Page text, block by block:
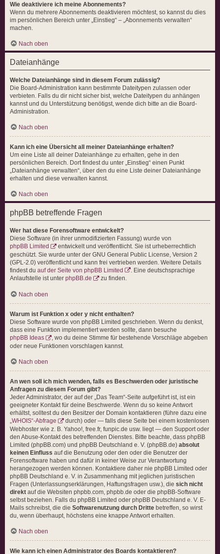
Wie deaktiviere ich meine Abonnements?
Wenn du mehrere Abonnements deaktivieren möchtest, so kannst du dies
im persönlichen Bereich unter „Einstieg“ – „Abonnements verwalten“
machen.
Nach oben
Dateianhänge
Welche Dateianhänge sind in diesem Forum zulässig?
Die Board-Administration kann bestimmte Dateitypen zulassen oder
verbieten. Falls du dir nicht sicher bist, welche Dateitypen du anhängen
kannst und du Unterstützung benötigst, wende dich bitte an die Board-
Administration.
Nach oben
Kann ich eine Übersicht all meiner Dateianhänge erhalten?
Um eine Liste all deiner Dateianhänge zu erhalten, gehe in den
persönlichen Bereich. Dort findest du unter „Einstieg“ einen Punkt
„Dateianhänge verwalten“, über den du eine Liste deiner Dateianhänge
erhalten und diese verwalten kannst.
Nach oben
phpBB betreffende Fragen
Wer hat diese Forensoftware entwickelt?
Diese Software (in ihrer unmodifizierten Fassung) wurde von
phpBB Limited
entwickelt und veröffentlicht. Sie ist urheberrechtlich
geschützt. Sie wurde unter der GNU General Public License, Version 2
(GPL-2.0) veröffentlicht und kann frei vertrieben werden. Weitere Details
findest du auf der Seite von phpBB Limited
. Eine deutschsprachige
Anlaufstelle ist unter phpBB.de zu finden.
Nach oben
Warum ist Funktion x oder y nicht enthalten?
Diese Software wurde von phpBB Limited geschrieben. Wenn du denkst,
dass eine Funktion implementiert werden sollte, dann besuche
phpBB Ideas
, wo du deine Stimme für bestehende Vorschläge abgeben
oder neue Funktionen vorschlagen kannst.
Nach oben
An wen soll ich mich wenden, falls es Beschwerden oder juristische
Anfragen zu diesem Forum gibt?
Jeder Administrator, der auf der „Das Team“-Seite aufgeführt ist, ist ein
geeigneter Kontakt für deine Beschwerde. Wenn du so keine Antwort
erhältst, solltest du den Besitzer der Domain kontaktieren (führe dazu eine
„WHOIS“-Abfrage
durch) oder — falls diese Seite bei einem kostenlosen
Webhoster wie z. B. Yahoo!, free.fr, funpic.de usw. liegt — den Support oder
den Abuse-Kontakt des betreffenden Dienstes. Bitte beachte, dass phpBB
Limited (phpBB.com) und phpBB Deutschland e. V. (phpBB.de) absolut
keinen Einfluss auf die Benutzung oder den oder die Benutzer der
Forensoftware haben und dafür in keiner Weise zur Verantwortung
herangezogen werden können. Kontaktiere daher nie phpBB Limited oder
phpBB Deutschland e. V. in Zusammenhang mit jeglichen juristischen
Fragen (Unterlassungserklärungen, Haftungsfragen usw.), die sich nicht
direkt auf die Websiten phpbb.com, phpbb.de oder die phpBB-Software
selbst beziehen. Falls du phpBB Limited oder phpBB Deutschland e. V. E-
Mails schreibst, die die Softwarenutzung durch Dritte betreffen, so wirst
du, wenn überhaupt, höchstens eine knappe Antwort erhalten.
Nach oben
Wie kann ich einen Administrator des Boards kontaktieren?